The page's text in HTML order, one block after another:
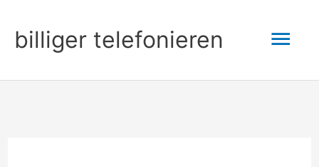
Inhalt
springen
billiger telefonieren